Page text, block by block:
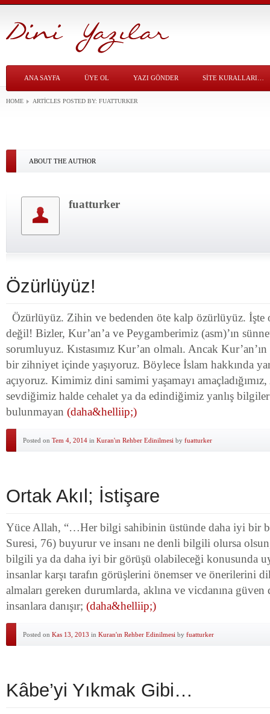
ANA SAYFA ÜYE OL YAZI GÖNDER SITE KURALLARI…
HOME ARTICLES POSTED BY: FUATTURKER
ABOUT THE AUTHOR
fuatturker
Özürlüyüz!
Özürlüyüz. Zihin ve bedenden öte kalp özürlüyüz. İşte
değil! Bizler, Kur’an’a ve Peygamberimiz (asm)’ın
sorumluyuz. Kıstasımız Kur’an olmalı. Ancak
bir zihniyet içinde yaşıyoruz. Böylece İslam hakkında
açıyoruz. Kimimiz dini samimi yaşamayı
sevdiğimiz halde cehalet ya da edindiğimiz yanlış
bulunmayan (daha&helliip;)
Posted on Tem 4, 2014 in Kuran'ın Rehber Edinilmesi by fuatturker
Ortak Akıl; İstişare
Yüce Allah, “…Her bilgi sahibinin üstünde daha iyi bir
Suresi, 76) buyurur ve insanı ne denli bilgili olursa
bilgili ya da daha iyi bir görüşü olabileceği konusunda
insanlar karşı tarafın görüşlerini önemser ve önerilerini
almaları gereken durumlarda, aklına ve vicdanına
insanlara danışır; (daha&helliip;)
Posted on Kas 13, 2013 in Kuran'ın Rehber Edinilmesi by fuatturker
Kâbe’yi Yıkmak Gibi…